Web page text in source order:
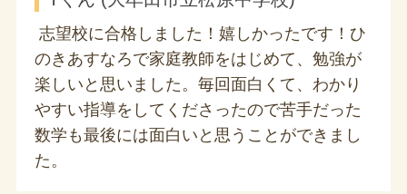
志望校に合格しました！嬉しかったです！ひ
のきあすなろで家庭教師をはじめて、勉強が
楽しいと思いました。毎回面白くて、わかり
やすい指導をしてくださったので苦手だった
数学も最後には面白いと思うことができまし
た。